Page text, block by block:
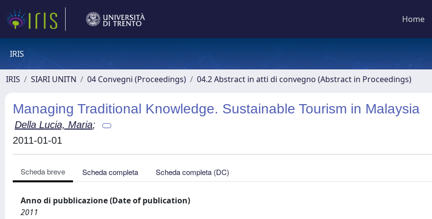
Home
IRIS
IRIS SIARI UNITN 04 Convegni (Proceedings) 04.2 Abstract in atti di convegno (Abstract in Proceedings)
Managing Traditional Knowledge. Sustainable Tourism in Malaysia
Della Lucia, Maria;
2011-01-01
Scheda breve Scheda completa Scheda completa (DC)
Anno di pubblicazione (Date of publication)
2011